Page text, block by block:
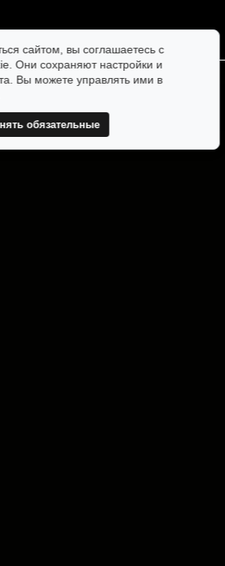
сайтом, вы соглашаетесь с
Они сохраняют настройки и
Вы можете управлять ими в
обязательные